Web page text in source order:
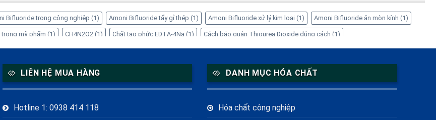
Bifluoride trong công nghiệp (1) Amoni Bifluoride tẩy gỉ thép (1) Amoni Bifluoride xử lý kim loại (1) Amoni Bifluoride ăn mòn kính (1)
trong mỹ phẩm (1) CH4N2O2(1) Chất tạo phức EDTA-4Na (1) Cách bảo quản Thiourea Dioxide đúng cách (1)
của Inositol(1) Công dụng của Sorbitol(2) Dung dịch Sorbitol(1) EDTA-4Na có tác dụng gì(1) EDTA-4Na có độc không(1)
thực phẩm(1) EDTA-4Na xử lý kim loại nặng(1) Glycerin tinh luyện giá sỉ(1) Inositol cho nữ giới(1) Inositol giảm cân(1)
phẩm chức năng(1) Mua EDTA-4Na chính hãng(1) Mua Sorbitol Solution ở đâu(1) Mua Thiourea Dioxide giá tốt ở đâu(1)
LIÊN HỆ MUA HÀNG
Hotline 1: 0938 414 118
DANH MỤC HÓA CHẤT
Hóa chất công nghiệp